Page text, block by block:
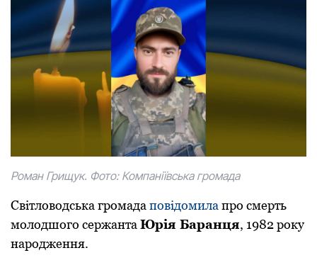
Роман Грищук. Фото: Компаніївська громада
Світловодська громада повідомила про смерть
молодшого сержанта Юрія Баранця, 1982 року
народження.